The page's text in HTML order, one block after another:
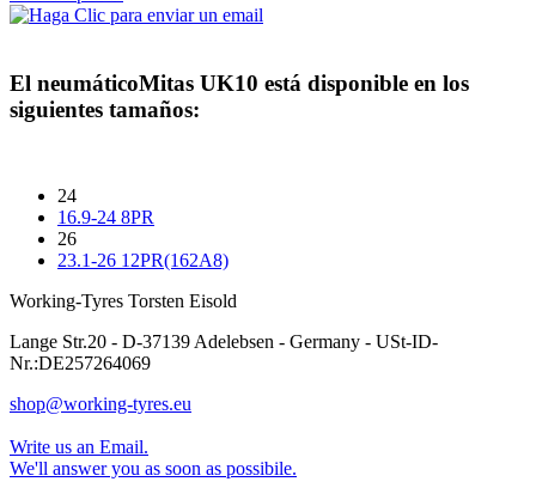
El neumáticoMitas UK10 está disponible en los
siguientes tamaños:
24
16.9-24 8PR
26
23.1-26 12PR(162A8)
Working-Tyres Torsten Eisold
Lange Str.20 - D-37139 Adelebsen - Germany - USt-ID-
Nr.:DE257264069
shop@working-tyres.eu
Write us an Email.
We'll answer you as soon as possibile.